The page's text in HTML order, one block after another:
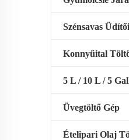
Szénsavas
Konnyűital
5 L / 10 L / 5
Üvegtöltő Gép
Ételipari Olaj